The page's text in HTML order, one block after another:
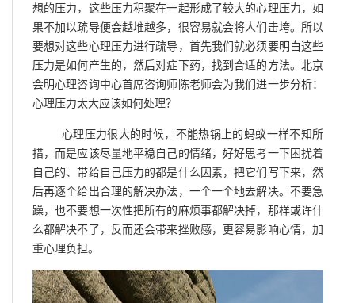
想的压力，这些压力积聚在一起形成了较大的心理压力，如
果不加以疏导便会越堆越多，很容易就会将人们击垮。所以
要想对这些心理压力进行疏导，首先我们就必须要明白这些
压力是如何产生的，然后对症下药，找到合适的方法。北京
会明心理咨询中心首席咨询师陈老师会为我们进一步分析：
心理压力太大应该如何处理？
心理压力很大的时候，不能热锅上的蚂蚁一样不知所
措，而是应该尽量地平稳自己的情绪，好好思考一下困扰着
自己的、带给自己压力的都是什么因素，把它们写下来，然
后再逐个给出合理的解决办法，一个一个地去解决。不要急
躁，也不要想一次性把所有的麻烦事都解决掉，那样或许什
么都解决不了，反而还会带来挫败感，更容易影响心情，加
重心理负担。